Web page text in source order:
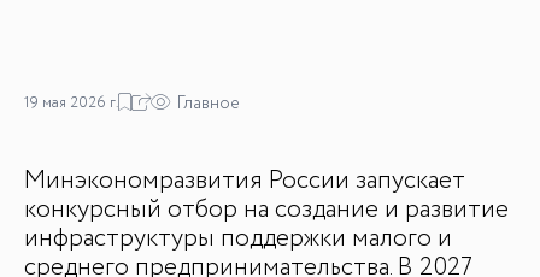
19 мая 2026 г. Главное
Минэкономразвития России запускает
конкурсный отбор на создание и развитие
инфраструктуры поддержки малого и
среднего предпринимательства. В 2027